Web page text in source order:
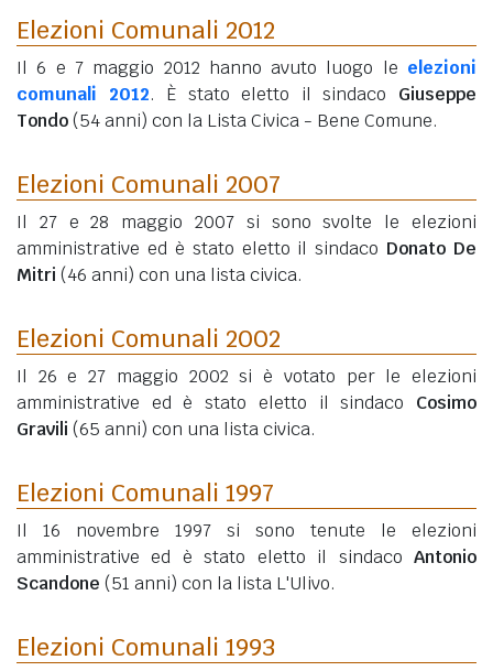
Elezioni Comunali 2012
Il 6 e 7 maggio 2012 hanno avuto luogo le elezioni
comunali 2012. È stato eletto il sindaco Giuseppe
Tondo(54 anni) con la Lista Civica - Bene Comune.
Elezioni Comunali 2007
Il 27 e 28 maggio 2007 si sono svolte le elezioni
amministrative ed è stato eletto il sindaco Donato De
Mitri (46 anni) con una lista civica.
Elezioni Comunali 2002
Il 26 e 27 maggio 2002 si è votato per le elezioni
amministrative ed è stato eletto il sindaco Cosimo
Gravili (65 anni) con una lista civica.
Elezioni Comunali 1997
Il 16 novembre 1997 si sono tenute le elezioni
amministrative ed è stato eletto il sindaco Antonio
Scandone (51 anni) con la lista L'Ulivo.
Elezioni Comunali 1993